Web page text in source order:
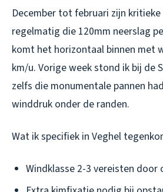
December tot februari zijn kritieke
regelmatig die 120mm neerslag
komt het horizontaal binnen met
km/u. Vorige week stond ik bij de
zelfs die monumentale pannen
winddruk onder de randen.
Wat ik specifiek in Veghel
Windklasse 2-3 vereisten door